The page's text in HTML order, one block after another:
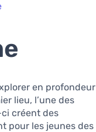
en profondeur
lieu, l’une des
ci créent des
pour les jeunes des